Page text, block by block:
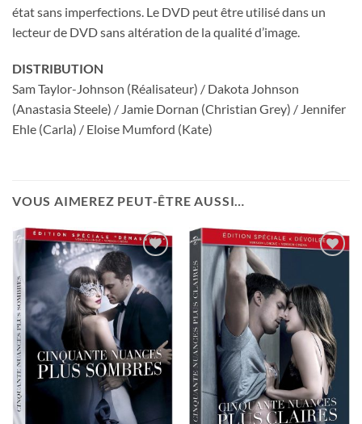
état sans imperfections. Le DVD peut être utilisé dans un
lecteur de DVD sans altération de la qualité d’image.
DISTRIBUTION
Sam Taylor-Johnson (Réalisateur) / Dakota Johnson
(Anastasia Steele) / Jamie Dornan (Christian Grey) / Jennifer
Ehle (Carla) / Eloise Mumford (Kate)
VOUS AIMEREZ PEUT-ÊTRE AUSSI…
Ajouter
à ma
liste
d’envies
liste
d’envies